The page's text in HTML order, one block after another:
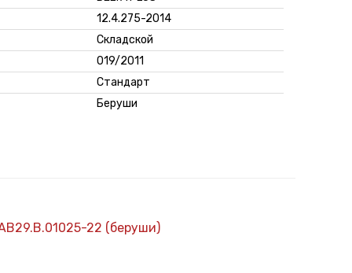
12.4.275-2014
Складской
019/2011
Стандарт
Беруши
22 (беруши)